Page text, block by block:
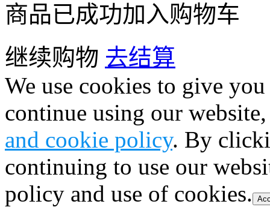
商品已成功加入购物车
继续购物 去结算
We use cookies to give
continue using our
and cookie policy. By
continuing to use our
policy and use of cookies.